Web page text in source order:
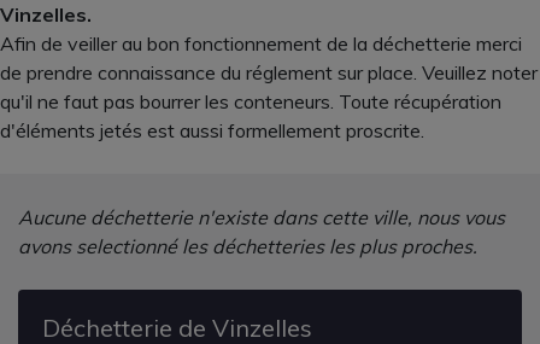
Vinzelles.
Afin de veiller au bon fonctionnement de la déchetterie merci
de prendre connaissance du réglement sur place. Veuillez noter
qu'il ne faut pas bourrer les conteneurs. Toute récupération
d'éléments jetés est aussi formellement proscrite.
Aucune déchetterie n'existe dans cette ville, nous vous
avons selectionné les déchetteries les plus proches.
Déchetterie de Vinzelles